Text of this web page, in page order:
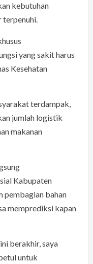
kebutuhan
terpenuhi.
yang sakit harus
Kesehatan
terdampak,
jumlah logistik
makanan
Kabupaten
pembagian bahan
memprediksi kapan
berakhir, saya
untuk